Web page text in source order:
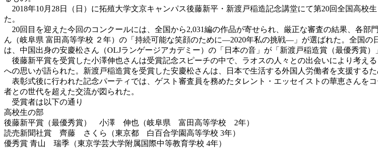
2018年10月28日（日）に拓殖大学文京キャンパス後藤新平・新渡戸稲造記念講堂にて第20回全国高
た。
20回目を迎えた今回のコンクールには、全国から2,031編の作品が寄せられ、厳正な審査の結果、各
ん（岐阜県 富田高等学校 ２年）の「持続可能な笑顔のために―2020年私の挑戦―」が選ばれた。全国
は、中国出身の安慶松さん（OLJランゲージアカデミー）の「日本の音」が「新渡戸稲造賞（最優秀賞）
後藤新平賞を受賞した小澤伸也さんは受賞記念スピーチの中で、ラオスの人々との出会いにより考え
への思いが語られた。新渡戸稲造賞を受賞した安慶松さんは、日本で生活する外国人労働者を支援する
表彰式後に行われた記念パーティでは、ゲスト審査員を務めたタレント・エッセイストの華恵さんを
者との世代を超えた交流が図られた。
受賞者は以下の通り
高校生の部
後藤新平賞（最優秀賞） 小澤 伸也（岐阜県 富田高等学校 2年）
読売新聞社賞 齊藤 さくら（東京都 白百合学園高等学校 3年）
優秀賞 青山 瑞季（東京学芸大学附属国際中等教育学校 4年）